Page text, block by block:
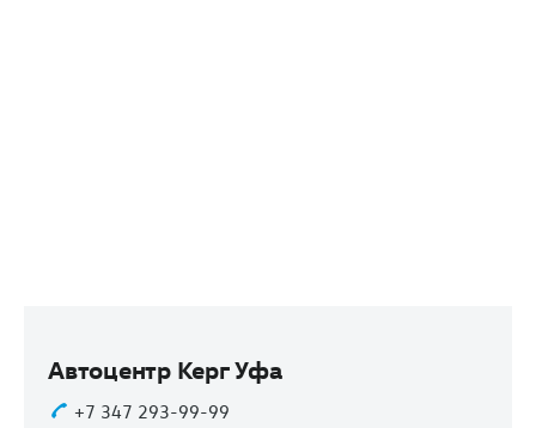
Автоцентр Керг Уфа
+7 347 293-99-99